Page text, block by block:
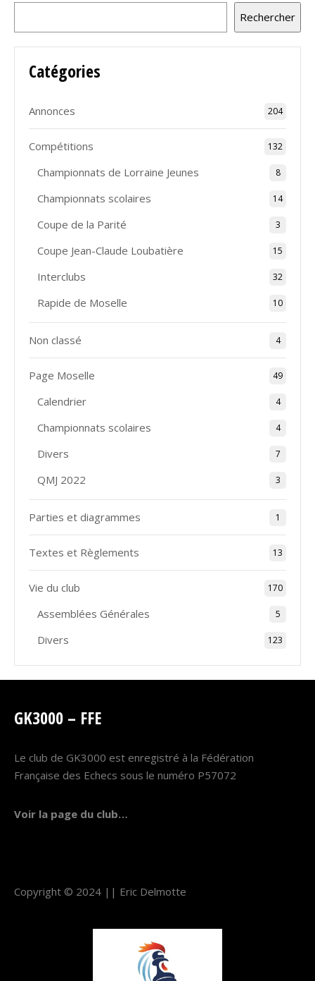
Rechercher
Catégories
Annonces 204
Compétitions 132
Championnats de Lorraine Jeunes 8
Championnats scolaires 14
Coupe de la Parité 3
Coupe Jean-Claude Loubatière 15
Interclubs 32
Rapide de Moselle 10
Non classé 4
Page Moselle 49
Calendrier 4
Championnats scolaires 4
Divers 7
QMJ 2022 3
Parties et diagrammes 1
Textes et Règlements 13
Vie du club 170
Assemblées Générales 5
Divers 123
GK3000 – FFE
Le club de GK3000 est enregistré à la Fédération
Française des Echecs sous le numéro P57072
Voir la page du club…
Copyright © 2024 || Eric Delmotte